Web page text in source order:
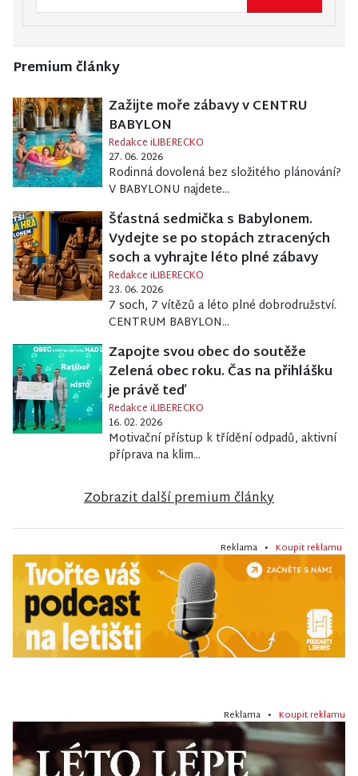
Premium články
Zažijte moře zábavy v CENTRU
BABYLON
Redakce iLIBERECKO
27. 06. 2026
Rodinná dovolená bez složitého plánování?
V BABYLONU najdete...
Šťastná sedmička s Babylonem.
Vydejte se po stopách ztracených
soch a vyhrajte léto plné zábavy
Redakce iLIBERECKO
23. 06. 2026
7 soch, 7 vítězů a léto plné dobrodružství.
CENTRUM BABYLON...
Zapojte svou obec do soutěže
Zelená obec roku. Čas na přihlášku
je právě teď
Redakce iLIBERECKO
16. 02. 2026
Motivační přístup k třídění odpadů, aktivní
příprava na klim...
Zobrazit další premium články
Reklama • Koupit reklamu
Reklama • Koupit reklamu